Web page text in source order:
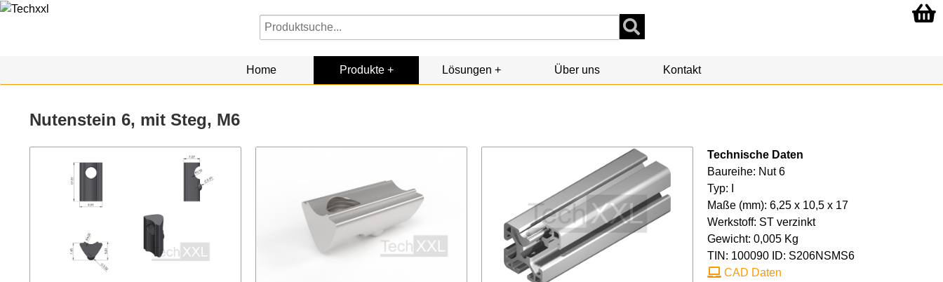
Home Produkte Lösungen Über uns Kontakt
Nutenstein 6, mit Steg, M6
Technische Daten
Baureihe: Nut 6
Typ: I
Maße (mm): 6,25 x 10,5 x 17
Werkstoff: ST verzinkt
Gewicht: 0,005 Kg
TIN: 100090 ID: S206NSMS6
CAD Daten